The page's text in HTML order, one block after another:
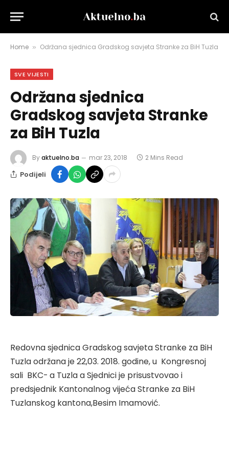
Home » Održana sjednica Gradskog savjeta Stranke za BiH Tuzla
SVE VIJESTI
Održana sjednica
Gradskog savjeta Stranke
za BiH Tuzla
Byaktuelno.ba mar 23, 2018 2 Mins Read
Podijeli
Redovna sjednica Gradskog savjeta Stranke za BiH
Tuzla održana je 22,03. 2018. godine, u Kongresnoj
sali BKC- a Tuzla a Sjednici je prisustvovao i
predsjednik Kantonalnog vijeća Stranke za BiH
Tuzlanskog kantona,Besim Imamović.